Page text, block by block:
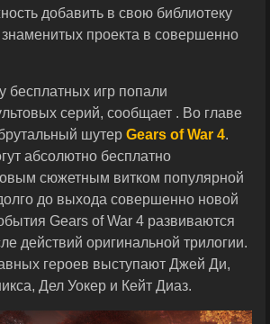
добавить в свою библиотеку
знаменитых проекта в совершенно
бесплатных игр попали
серий, сообщает . Во главе
шутер Gears of War 4.
абсолютно бесплатно
сюжетным витком популярной
до выхода совершенно новой
Gears of War 4 развиваются
действий оригинальной трилогии.
героев выступают Джей Ди,
Дел Уокер и Кейт Диаз.